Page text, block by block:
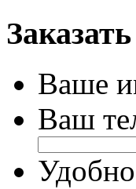
Ваше
Ваш